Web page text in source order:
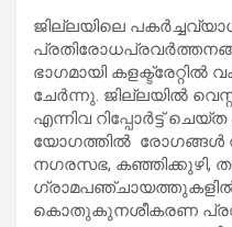
ജില്ലയിലെ
ഭാഗമായി
ചേർന്നു. ജില്ലയിൽ
എന്നിവ റിപ്പോർട്ട്
യോഗത്തിൽ രോഗങ്ങൾ
നഗരസഭ, കഞ്ഞിക്കുഴി,
കൊതുകുനശീകരണ